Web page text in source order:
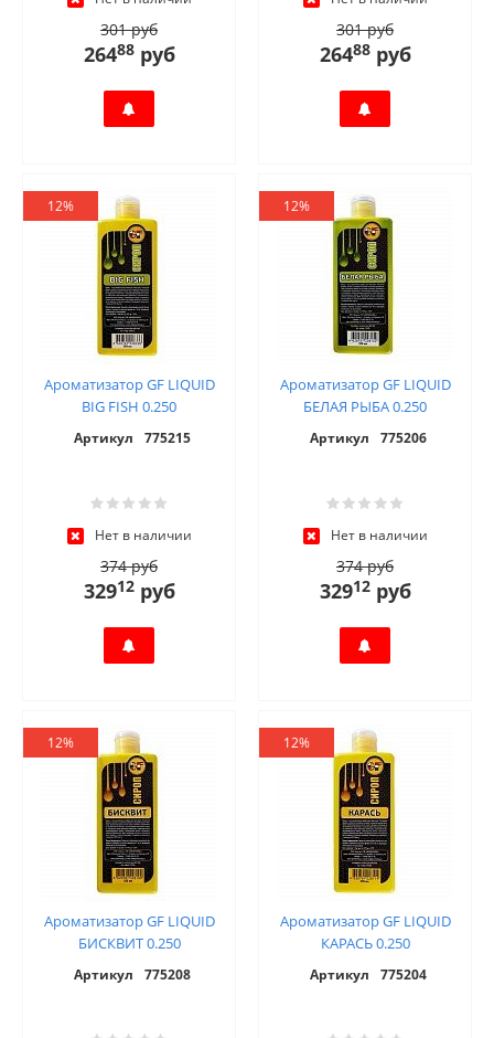
301 руб
26488руб
301 руб
26488руб
12%
Ароматизатор GF LIQUID
BIG FISH 0.250
Артикул 775215
Нет в наличии
374 руб
32912руб
12%
Ароматизатор GF LIQUID
БЕЛАЯ РЫБА 0.250
Артикул 775206
Нет в наличии
374 руб
32912руб
12%
Ароматизатор GF LIQUID
БИСКВИТ 0.250
Артикул 775208
12%
Ароматизатор GF LIQUID
КАРАСЬ 0.250
Артикул 775204